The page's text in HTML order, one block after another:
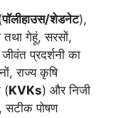
पॉलीहाउस/शेडनेट),
तथा गेहूं, सरसों,
प्रदर्शनी का
राज्य कृषि
(KVKs) और निजी
सटीक पोषण